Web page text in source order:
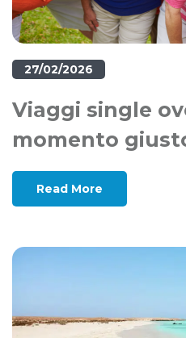
27/02/2026
Viaggi single
momento
Read More